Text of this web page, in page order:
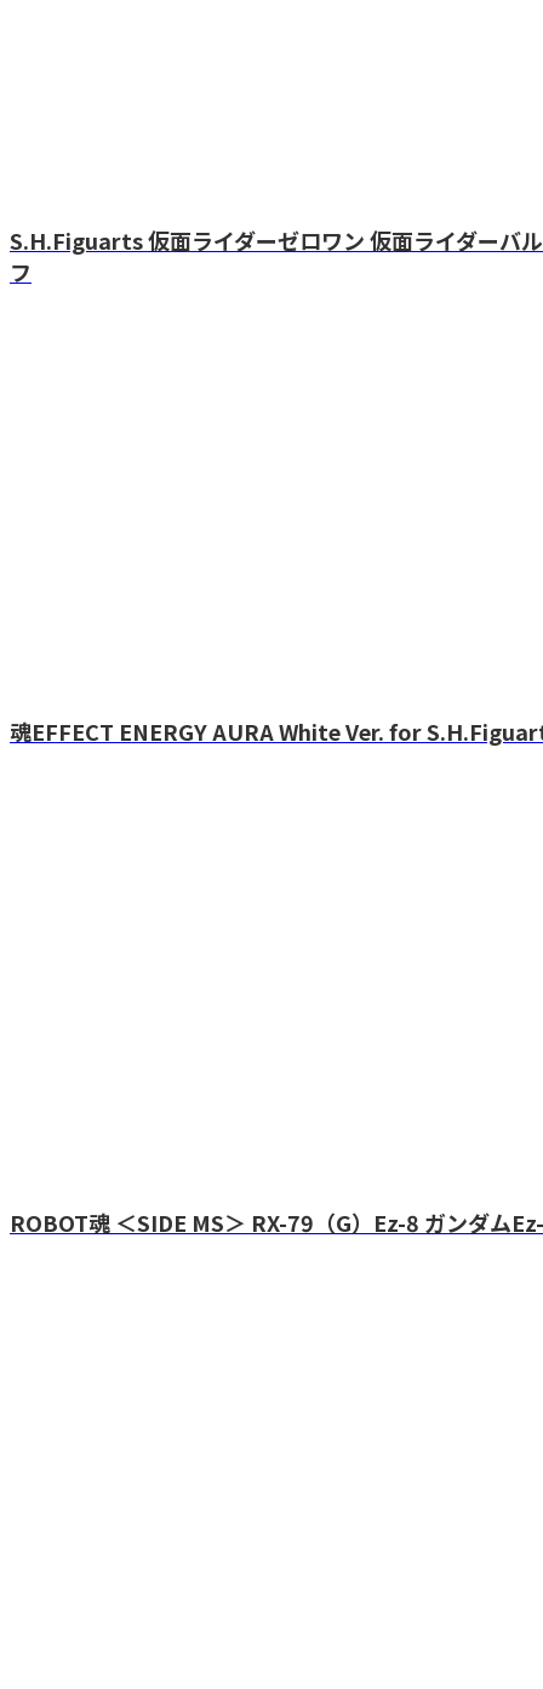
S.H.Figuarts 仮面ライダーゼロワン 仮面ライダーバ
フ
魂EFFECT ENERGY AURA White Ver. for
ROBOT魂 ＜SIDE MS＞ RX-79（G）Ez-8 ガンダム